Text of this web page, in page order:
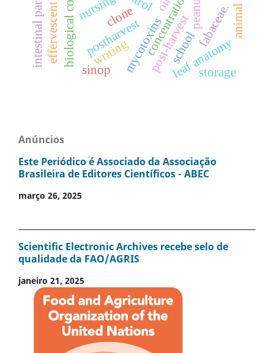
concentrations
postharvest
oil
biological control post-harvest
mycotoxins
peanut
leaf anatomy
fabaceae.
writing
nursing
storage
clone
sinop
school
intestinal parasites
Anúncios
Este Periódico é Associado da Associação
Brasileira de Editores Científicos - ABEC
março 26, 2025
Scientific Electronic Archives recebe selo de
qualidade da FAO/AGRIS
janeiro 21, 2025